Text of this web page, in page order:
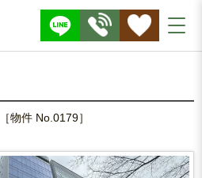
［物件 No.0179］